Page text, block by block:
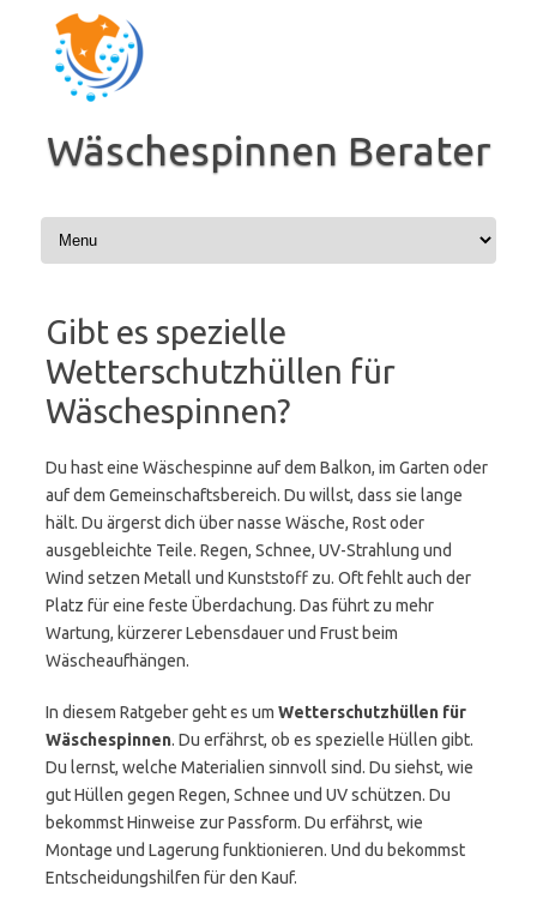
Inhalt
springen
Wäschespinnen Berater
Gibt es spezielle
Wetterschutzhüllen für
Wäschespinnen?
Du hast eine Wäschespinne auf dem Balkon, im Garten oder
auf dem Gemeinschaftsbereich. Du willst, dass sie lange
hält. Du ärgerst dich über nasse Wäsche, Rost oder
ausgebleichte Teile. Regen, Schnee, UV-Strahlung und
Wind setzen Metall und Kunststoff zu. Oft fehlt auch der
Platz für eine feste Überdachung. Das führt zu mehr
Wartung, kürzerer Lebensdauer und Frust beim
Wäscheaufhängen.
In diesem Ratgeber geht es um Wetterschutzhüllen für
Wäschespinnen. Du erfährst, ob es spezielle Hüllen gibt.
Du lernst, welche Materialien sinnvoll sind. Du siehst, wie
gut Hüllen gegen Regen, Schnee und UV schützen. Du
bekommst Hinweise zur Passform. Du erfährst, wie
Montage und Lagerung funktionieren. Und du bekommst
Entscheidungshilfen für den Kauf.